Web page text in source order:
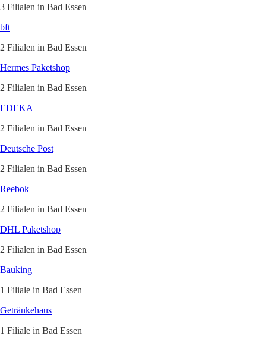
3 Filialen in Bad Essen
bft
2 Filialen in Bad Essen
Hermes Paketshop
2 Filialen in Bad Essen
EDEKA
2 Filialen in Bad Essen
Deutsche Post
2 Filialen in Bad Essen
Reebok
2 Filialen in Bad Essen
DHL Paketshop
2 Filialen in Bad Essen
Bauking
1 Filiale in Bad Essen
Getränkehaus
1 Filiale in Bad Essen